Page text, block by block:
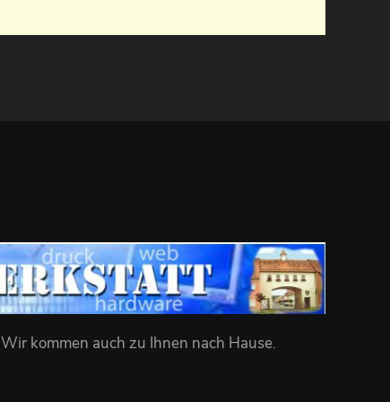
Wir kommen auch zu Ihnen nach Hause.